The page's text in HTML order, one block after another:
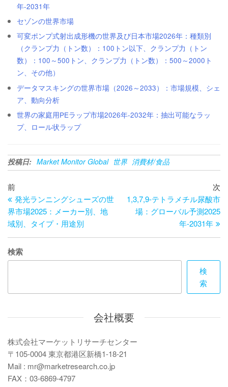
年-2031年
セゾンの世界市場
可変ポンプ式射出成形機の世界及び日本市場2026年：種類別
（クランプ力（トン数）：100トン以下、クランプ力（トン
数）：100～500トン、クランプ力（トン数）：500～2000ト
ン、その他）
データマスキングの世界市場（2026～2033）：市場規模、シェ
ア、動向分析
世界の家庭用PEラップ市場2026年-2032年：抽出可能なラッ
プ、ロール状ラップ
投稿日: Market Monitor Global 世界 消費材/食品
投
稿
ナ
ビ
ゲ
シ
ン
過
去
の
投
稿
前
発光ランニングシューズの世
界市場2025：メーカー別、地
域別、タイプ・用途別
の
投
次
1,3,7,9-テトラメチル尿酸市
場：グローバル予測2025
年-2031年
検索
検
索
会社概要
株式会社マーケットリサーチセンター
〒105-0004 東京都港区新橋1-18-21
Mail : mr@marketresearch.co.jp
FAX：03-6869-4797